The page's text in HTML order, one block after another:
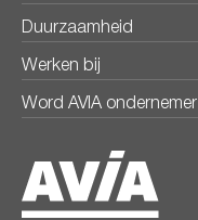
Duurzaamheid
Werken bij
Word AVIA ondernemer